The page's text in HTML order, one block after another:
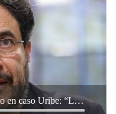
Iván Cepeda sobre veredicto en caso Uribe: “La juez ha sido eficaz, rigurosa y garantista”